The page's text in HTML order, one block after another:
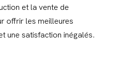
et la vente de
offrir les meilleures
une satisfaction inégalés.